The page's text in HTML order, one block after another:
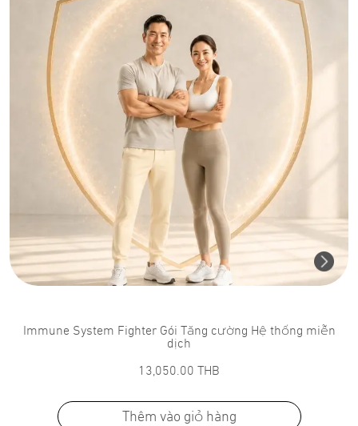
Immune System Fighter Gói Tăng cường Hệ thống miễn
dịch
13,050.00 THB
Thêm vào giỏ hàng